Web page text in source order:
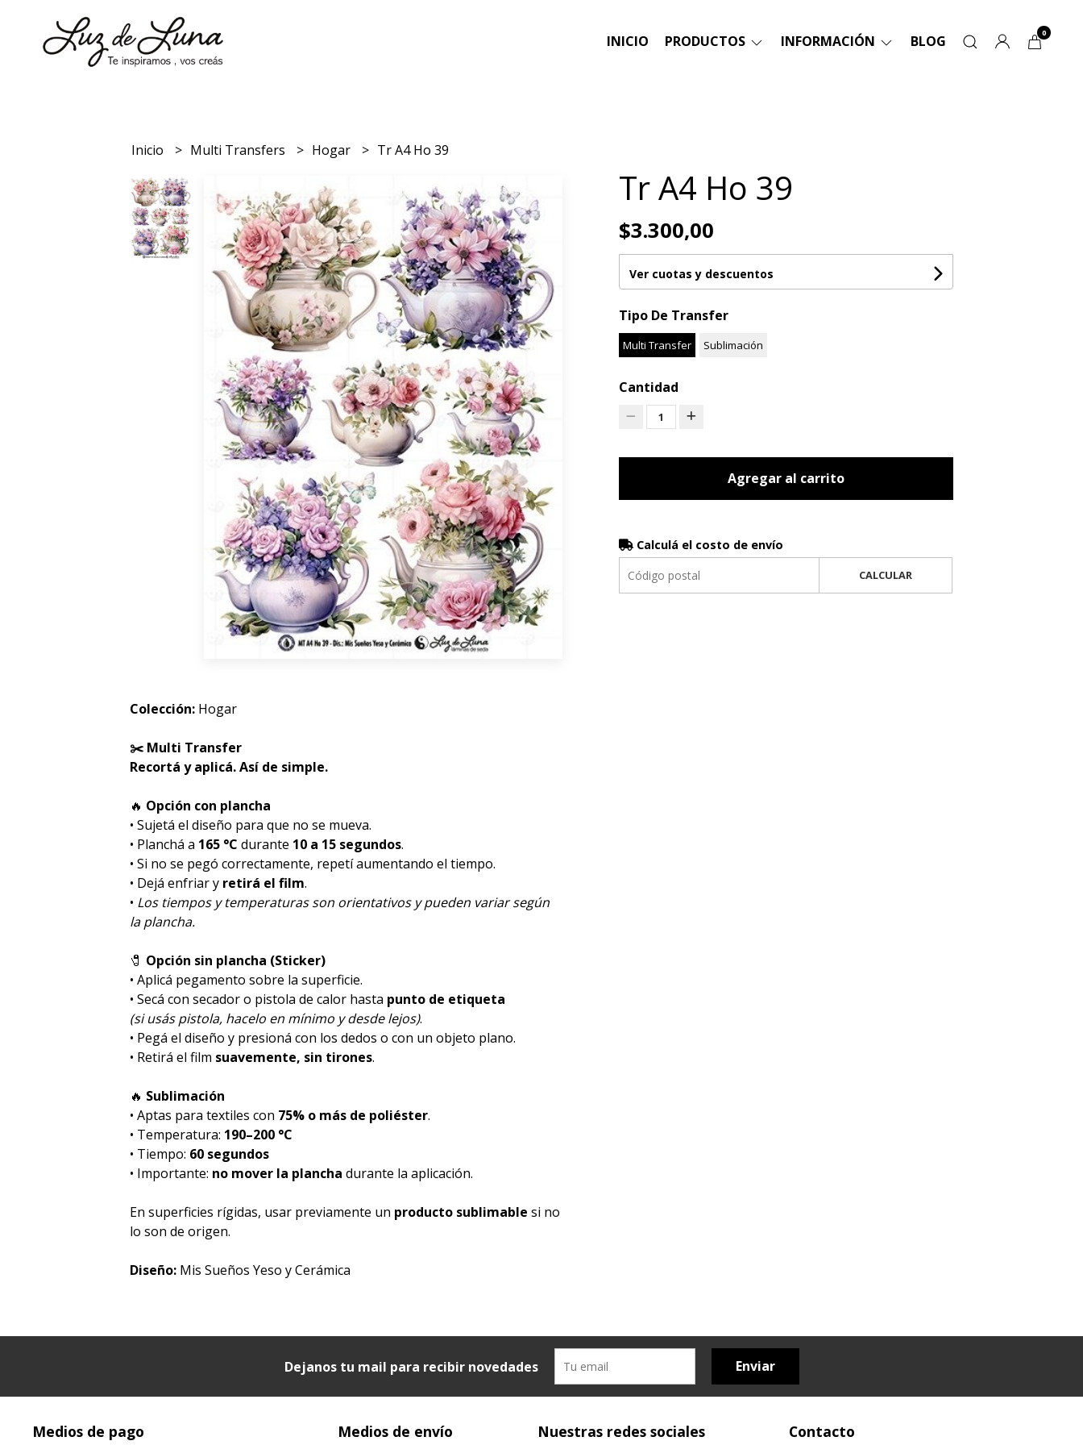
INICIO PRODUCTOS INFORMACIÓN BLOG 0
Inicio Multi Transfers Hogar Tr A4 Ho 39
Colección: Hogar
✂️ Multi Transfer
Recortá y aplicá. Así de simple.
🔥 Opción con plancha
• Sujetá el diseño para que no se mueva.
• Planchá a 165 °C durante 10 a 15 segundos.
• Si no se pegó correctamente, repetí aumentando el tiempo.
• Dejá enfriar y retirá el film.
• Los tiempos y temperaturas son orientativos y pueden variar según
la plancha.
🧷 Opción sin plancha (Sticker)
• Aplicá pegamento sobre la superficie.
• Secá con secador o pistola de calor hasta punto de etiqueta
(si usás pistola, hacelo en mínimo y desde lejos).
• Pegá el diseño y presioná con los dedos o con un objeto plano.
• Retirá el film suavemente, sin tirones.
🔥 Sublimación
• Aptas para textiles con 75% o más de poliéster.
• Temperatura: 190–200 °C
• Tiempo: 60 segundos
• Importante: no mover la plancha durante la aplicación.
En superficies rígidas, usar previamente un producto sublimable si no
lo son de origen.
Diseño: Mis Sueños Yeso y Cerámica
Tr A4 Ho 39
$3.300,00
Ver cuotas y descuentos
Tipo De Transfer
Multi Transfer Sublimación
Cantidad
1
Agregar al carrito
Calculá el costo de envío
CALCULAR
Dejanos tu mail para recibir novedades Enviar
Medios de pago Medios de envío Nuestras redes sociales Contacto